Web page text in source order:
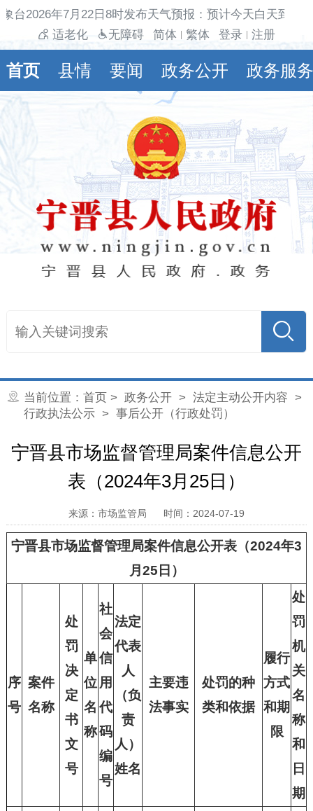
台2026年7月22日8时发布天气预报：预计今天白天到
适老化
无障碍 简体 繁体 登录 注册
首页 县情 要闻 政务公开 政务服务
当前位置： 首页 > 政务公开> 法定主动公开内容 >
行政执法公示> 事后公开（行政处罚）
宁晋县市场监督管理局案件信息公开
表（2024年3月25日）
来源：市场监管局 时间：2024-07-19
宁晋县市场监督管理局案件信息公开表（2024年3
月25日）
序
号
案件
名称
处
罚
决
定
书
文
号
单
位
名
称
社
会
信
用
代
码
编
号
法定
代表
人
（负
责
人）
姓名
主要违
法事实
处罚的种
类和依据
履行
方式
和期
限
处
罚
机
关
名
称
和
日
期